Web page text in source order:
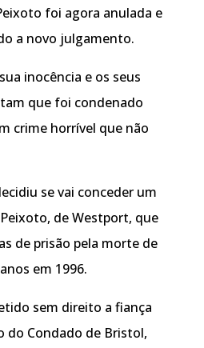
foi agora anulada e
a novo julgamento.
inocência e os seus
que foi condenado
crime horrível que não
se vai conceder um
de Westport, que
de prisão pela morte de
em 1996.
sem direito a fiança
do Condado de Bristol,